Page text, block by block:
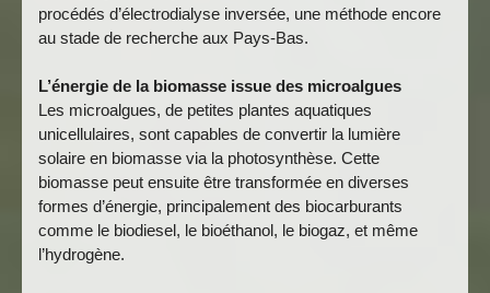
procédés d’électrodialyse inversée, une méthode encore
au stade de recherche aux Pays-Bas.
L’énergie de la biomasse issue des microalgues
Les microalgues, de petites plantes aquatiques
unicellulaires, sont capables de convertir la lumière
solaire en biomasse via la photosynthèse. Cette
biomasse peut ensuite être transformée en diverses
formes d’énergie, principalement des biocarburants
comme le biodiesel, le bioéthanol, le biogaz, et même
l’hydrogène.